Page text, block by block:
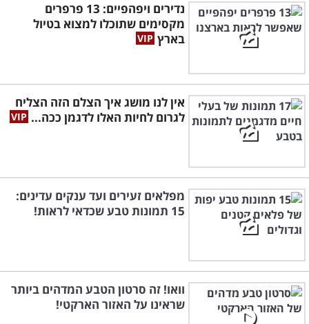
נדירים ויפהפיים: 13 פרפרים
מקסימים שתוכלו למצוא בטיול
בארץ
אין לנו מושג איך הצלם הזה הצליח
לגרום לחיות האלו לדגמן ככה...
מפלאים זעירים ועד ענקים עדינים:
15 תמונות טבע שכדאי לראות!
וואו! זה סרטון הטבע המדהים ביותר
שראינו על האזור הארקטי!